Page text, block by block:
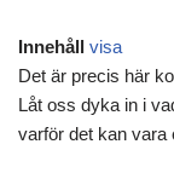
Innehåll visa
Det är precis här
Låt oss dyka in i
varför det kan vara